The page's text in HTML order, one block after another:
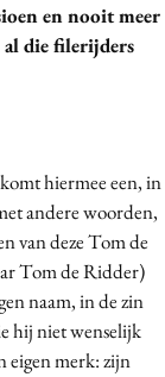
en nooit meer
die filerijders
hiermee een, in
andere woorden,
van deze Tom de
Tom de Ridder)
naam, in de zin
hij niet wenselijk
eigen merk: zijn